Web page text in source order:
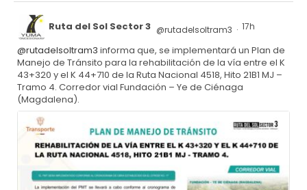
Ruta del Sol Sector 3 @rutadelsoltram3 · 17h
@rutadelsoltram3 informa que, se implementará un Plan de
Manejo de Tránsito para la rehabilitación de la vía entre el K
43+320 y el K 44+710 de la Ruta Nacional 4518, Hito 21B1 MJ –
Tramo 4. Corredor vial Fundación – Ye de Ciénaga
(Magdalena).